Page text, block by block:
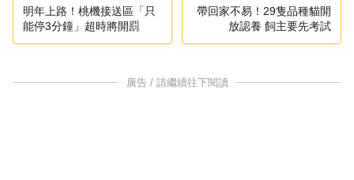
明年上路！桃機接送區「只
能停3分鐘」超時將開罰
帶回家不易！29隻品種貓開
放認養 飼主要先考試
廣告 / 請繼續往下閱讀